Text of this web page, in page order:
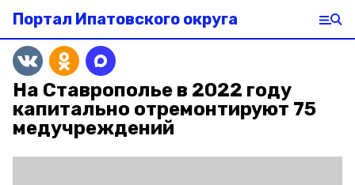
Портал Ипатовского округа
На Ставрополье в 2022 году
капитально отремонтируют 75
медучреждений